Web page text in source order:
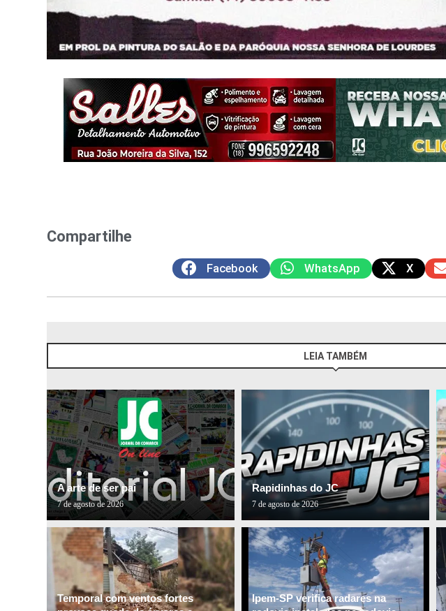
Compartilhe
Facebook WhatsApp X
LEIA TAMBÉM
A arte de ser pai
7 de agosto de 2026
Rapidinhas do JC
7 de agosto de 2026
Temporal com ventos fortes
Ipem-SP verifica radares na